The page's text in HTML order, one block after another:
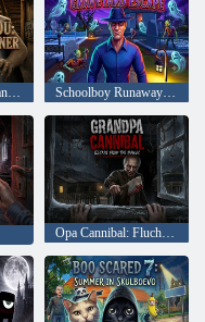
Oma, du bist es: Fang den Gefangenen Schoolboy Runaway: Friedhofsflucht
Opa Cannibal: Flucht vor dem Verrückten